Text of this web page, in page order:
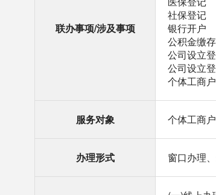
联办事项/涉及事项
社保登记
银行开户
公积金缴
公司设立
公司设立
个体工商
服务对象 个体工商户
办理形式 窗口办理